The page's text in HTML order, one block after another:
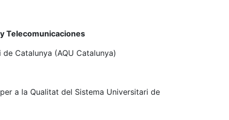
Telecomunicaciones
Catalunya (AQU Catalunya)
a la Qualitat del Sistema Universitari de